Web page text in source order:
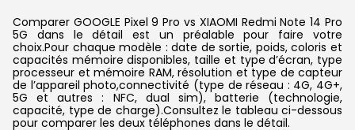
Comparer GOOGLE Pixel 9 Pro vs XIAOMI Redmi Note 14 Pro
5G dans le détail est un préalable pour faire votre
choix.Pour chaque modèle : date de sortie, poids, coloris et
capacités mémoire disponibles, taille et type d’écran, type
processeur et mémoire RAM, résolution et type de capteur
de l’appareil photo,connectivité (type de réseau : 4G, 4G+,
5G et autres : NFC, dual sim), batterie (technologie,
capacité, type de charge).Consultez le tableau ci-dessous
pour comparer les deux téléphones dans le détail.